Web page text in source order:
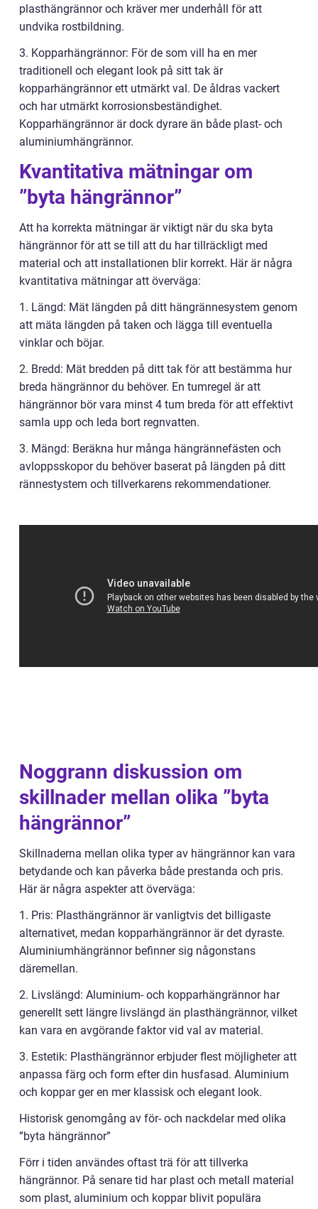
plasthängrännor och kräver mer underhåll för att
undvika rostbildning.
3. Kopparhängrännor: För de som vill ha en mer
traditionell och elegant look på sitt tak är
kopparhängrännor ett utmärkt val. De åldras vackert
och har utmärkt korrosionsbeständighet.
Kopparhängrännor är dock dyrare än både plast- och
aluminiumhängrännor.
Kvantitativa mätningar om
”byta hängrännor”
Att ha korrekta mätningar är viktigt när du ska byta
hängrännor för att se till att du har tillräckligt med
material och att installationen blir korrekt. Här är några
kvantitativa mätningar att överväga:
1. Längd: Mät längden på ditt hängrännesystem genom
att mäta längden på taken och lägga till eventuella
vinklar och böjar.
2. Bredd: Mät bredden på ditt tak för att bestämma hur
breda hängrännor du behöver. En tumregel är att
hängrännor bör vara minst 4 tum breda för att effektivt
samla upp och leda bort regnvatten.
3. Mängd: Beräkna hur många hängrännefästen och
avloppsskopor du behöver baserat på längden på ditt
rännestystem och tillverkarens rekommendationer.
Noggrann diskussion om
skillnader mellan olika ”byta
hängrännor”
Skillnaderna mellan olika typer av hängrännor kan vara
betydande och kan påverka både prestanda och pris.
Här är några aspekter att överväga:
1. Pris: Plasthängrännor är vanligtvis det billigaste
alternativet, medan kopparhängrännor är det dyraste.
Aluminiumhängrännor befinner sig någonstans
däremellan.
2. Livslängd: Aluminium- och kopparhängrännor har
generellt sett längre livslängd än plasthängrännor, vilket
kan vara en avgörande faktor vid val av material.
3. Estetik: Plasthängrännor erbjuder flest möjligheter att
anpassa färg och form efter din husfasad. Aluminium
och koppar ger en mer klassisk och elegant look.
Historisk genomgång av för- och nackdelar med olika
”byta hängrännor”
Förr i tiden användes oftast trä för att tillverka
hängrännor. På senare tid har plast och metall material
som plast, aluminium och koppar blivit populära